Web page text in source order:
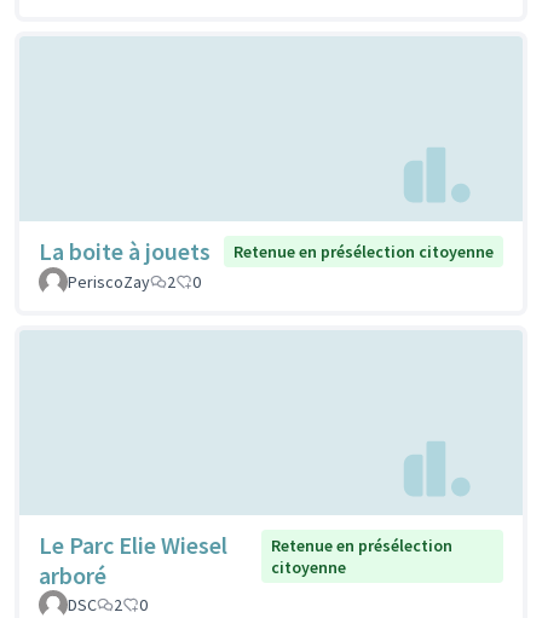
La boite à jouets
Retenue en présélection citoyenne
PeriscoZay
2 0
Le Parc Elie Wiesel
arboré
Retenue en présélection
citoyenne
DSC
2 0